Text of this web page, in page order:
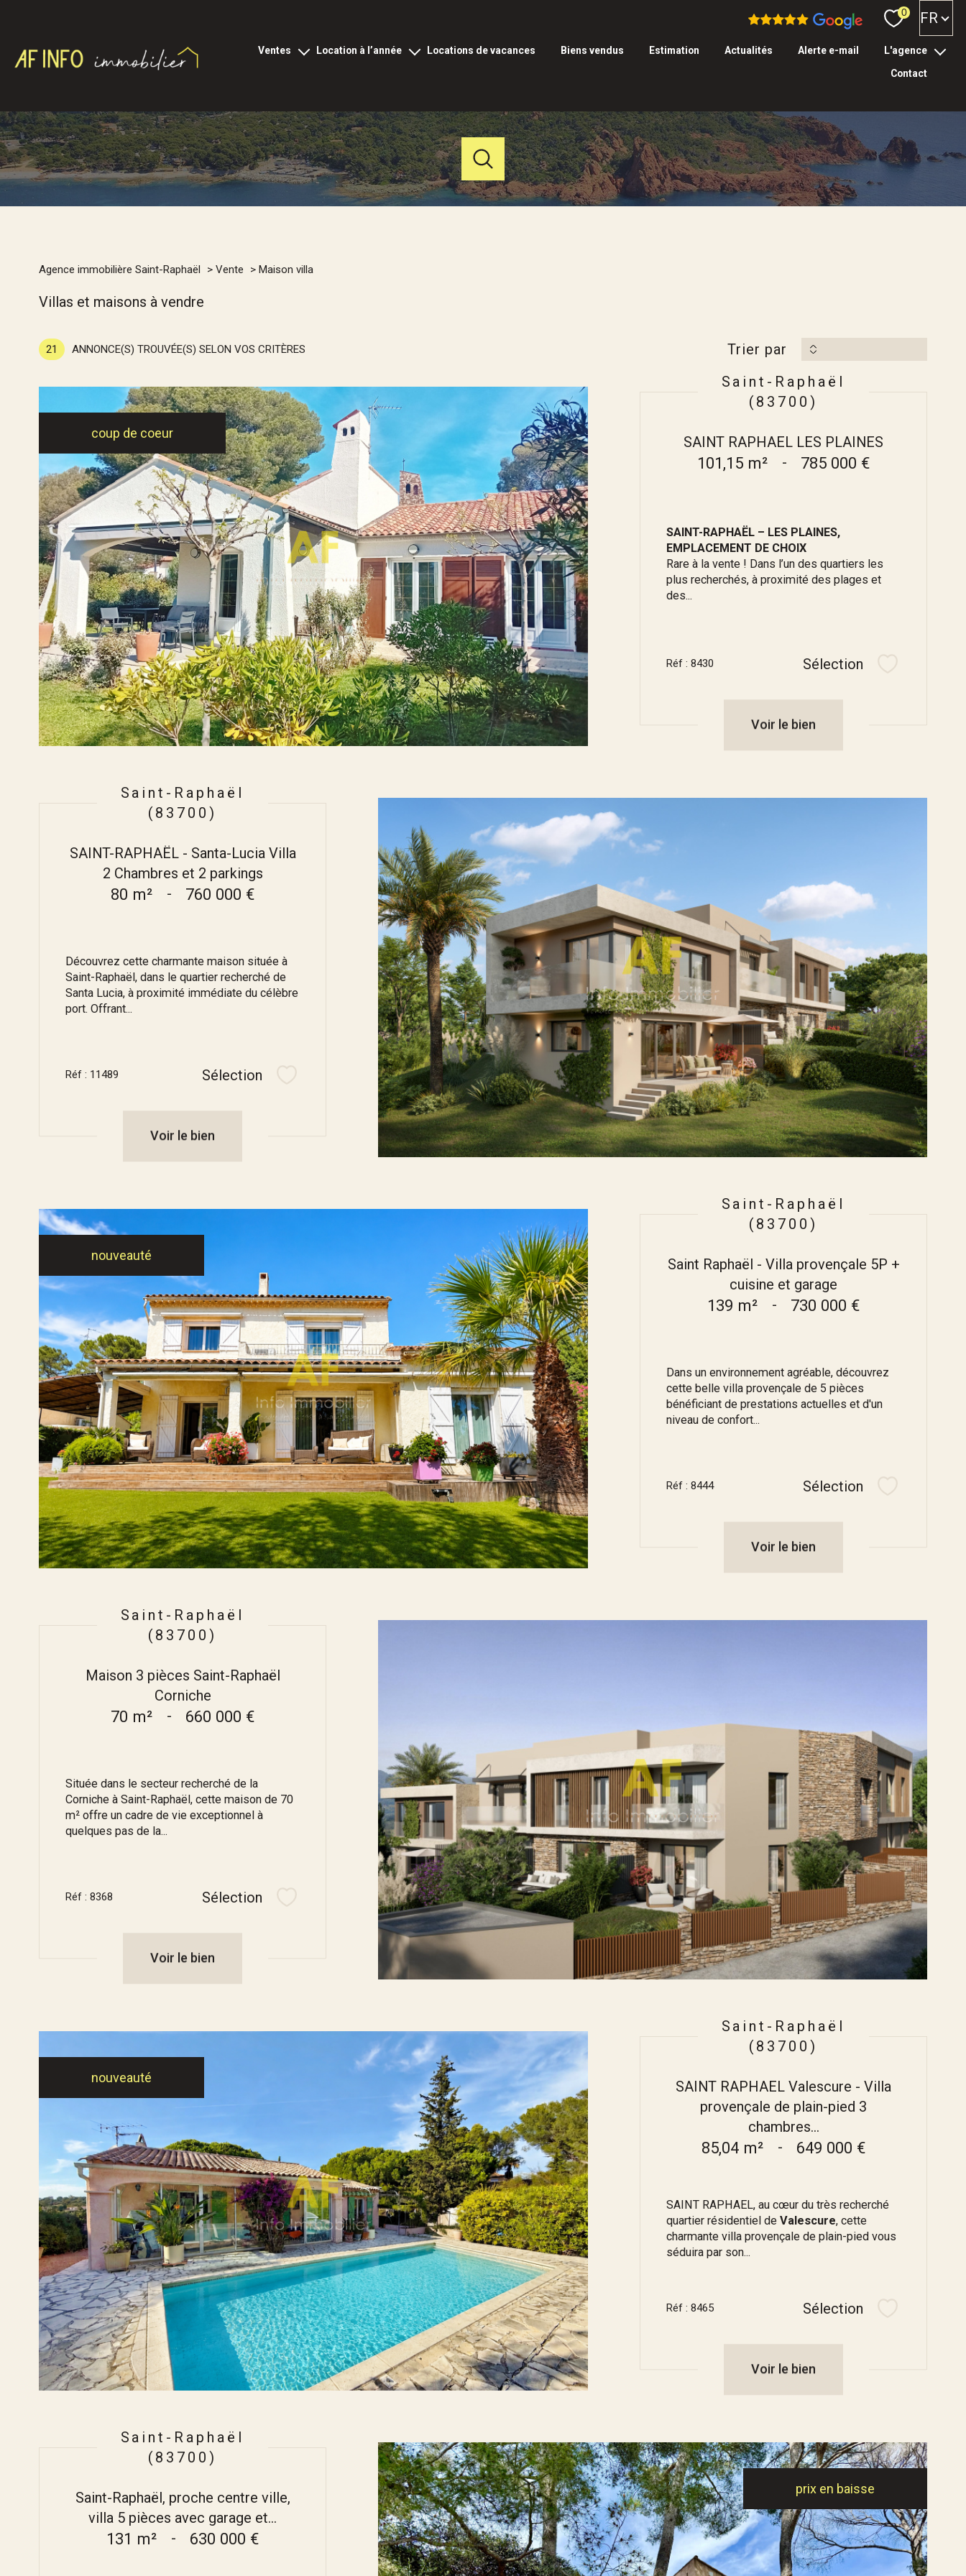
0 Langue
FR
ventes
appartements
villas
terrains
location à l’année
location meublée à l’année
locaux professionnels et commerciaux
locations de vacances biens vendus estimation actualités alerte e-mail l'agence
contact
Acheter Louer Estimer
Agence immobilière Saint-Raphaël Vente Maison villa
Villas et maisons à vendre
21 ANNONCE(S) TROUVÉE(S) SELON VOS CRITÈRES Trier par
coup de coeur
Saint-Raphaël
(83700)
SAINT RAPHAEL LES PLAINES
101,15 m² - 785 000 €
SAINT-RAPHAËL – LES PLAINES,
EMPLACEMENT DE CHOIX
Rare à la vente ! Dans l’un des quartiers les
plus recherchés, à proximité des plages et
des...
Réf : 8430 Sélection
Voir le bien
Saint-Raphaël
(83700)
SAINT-RAPHAËL - Santa-Lucia Villa
2 Chambres et 2 parkings
80 m² - 760 000 €
Découvrez cette charmante maison située à
Saint-Raphaël, dans le quartier recherché de
Santa Lucia, à proximité immédiate du célèbre
port. Offrant...
Réf : 11489 Sélection
Voir le bien
nouveauté
Saint-Raphaël
(83700)
Saint Raphaël - Villa provençale 5P +
cuisine et garage
139 m² - 730 000 €
Dans un environnement agréable, découvrez
cette belle villa provençale de 5 pièces
bénéficiant de prestations actuelles et d'un
niveau de confort...
Réf : 8444 Sélection
Voir le bien
Saint-Raphaël
(83700)
Maison 3 pièces Saint-Raphaël
Corniche
70 m² - 660 000 €
Située dans le secteur recherché de la
Corniche à Saint-Raphaël, cette maison de 70
m² offre un cadre de vie exceptionnel à
quelques pas de la...
Réf : 8368 Sélection
Voir le bien
nouveauté
Saint-Raphaël
(83700)
SAINT RAPHAEL Valescure - Villa
provençale de plain-pied 3
chambres...
85,04 m² - 649 000 €
SAINT RAPHAEL, au cœur du très recherché
quartier résidentiel de Valescure, cette
charmante villa provençale de plain-pied vous
séduira par son...
Réf : 8465 Sélection
Voir le bien
prix en baisse
Saint-Raphaël
(83700)
Saint-Raphaël, proche centre ville,
villa 5 pièces avec garage et...
131 m² - 630 000 €